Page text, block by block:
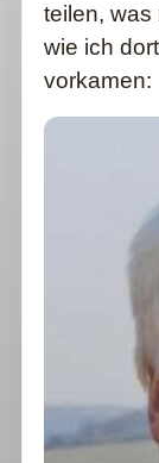
teilen, was
wie ich
vorkamen: